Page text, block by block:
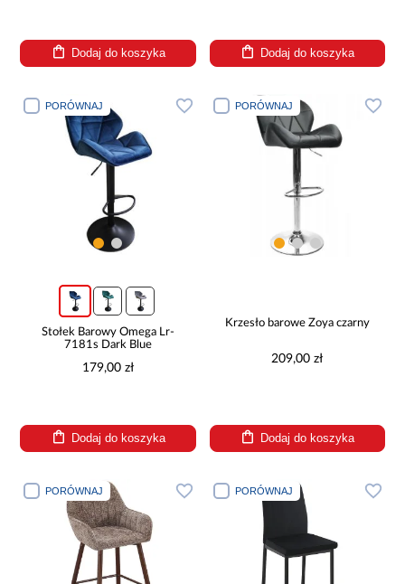
Dodaj do koszyka Dodaj do koszyka
PORÓWNAJ
Stołek Barowy Omega Lr-
7181s Dark Blue
179,00 zł
Dodaj do koszyka
PORÓWNAJ
Krzesło barowe Zoya czarny
209,00 zł
Dodaj do koszyka
PORÓWNAJ PORÓWNAJ